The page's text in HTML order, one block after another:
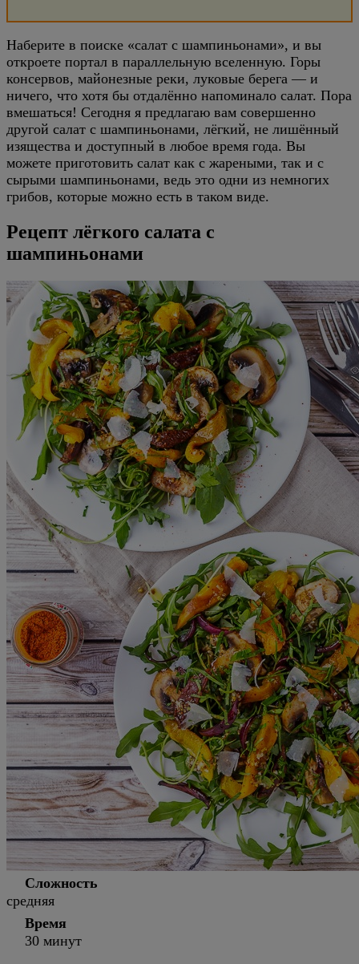
Наберите в поиске «салат с шампиньонами», и вы
откроете портал в параллельную вселенную. Горы
консервов, майонезные реки, луковые берега — и
ничего, что хотя бы отдалённо напоминало салат. Пора
вмешаться! Сегодня я предлагаю вам совершенно
другой салат с шампиньонами, лёгкий, не лишённый
изящества и доступный в любое время года. Вы
можете приготовить салат как с жареными, так и с
сырыми шампиньонами, ведь это одни из немногих
грибов, которые можно есть в таком виде.
Рецепт лёгкого салата с
шампиньонами
Сложность
средняя
Время
30 минут